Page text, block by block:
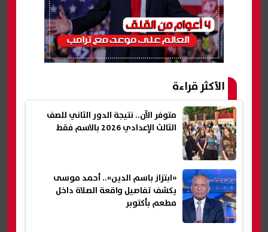
الأكثر قراءة
متوفر الآن.. نتيجة الدور الثاني للصف
الثالث الإعدادي 2026 بالاسم فقط
«ابتزاز باسم الدين».. أحمد موسى
يكشف تفاصيل واقعة الصلاة داخل
مطعم بأكتوبر